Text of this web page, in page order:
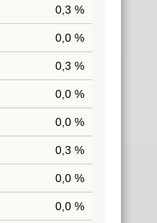
0,3 %
0,0 %
0,3 %
0,0 %
0,0 %
0,3 %
0,0 %
0,0 %